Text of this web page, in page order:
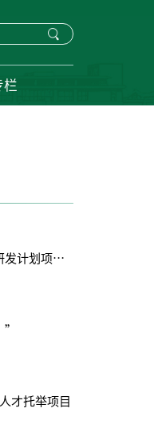
栏
我校牵头的“十四五”国家重点研发计划项目启动会暨实施方案论证会顺利召开
”
才托举项目